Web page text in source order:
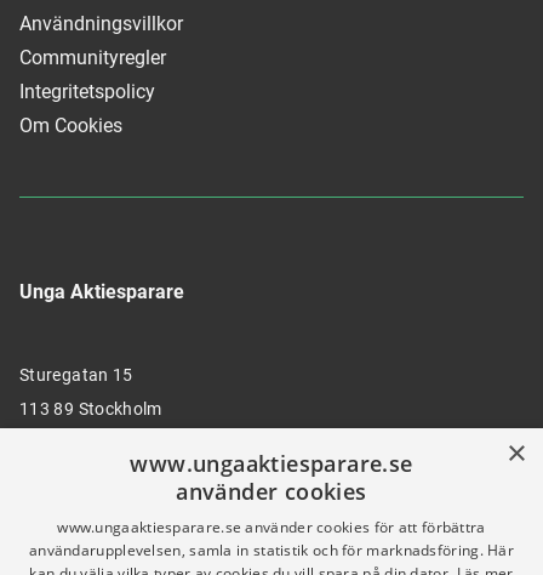
Unga Aktiesparare
Sturegatan 15
113 89 Stockholm
Användningsvillkor
Communityregler
Integritetspolicy
Om Cookies
×
www.ungaaktiesparare.se
använder cookies
www.ungaaktiesparare.se använder cookies för att förbättra
användarupplevelsen, samla in statistik och för marknadsföring. Här